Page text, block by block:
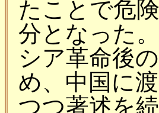
たことで危
分となった
シア革命後
め、中国に
つつ著述を